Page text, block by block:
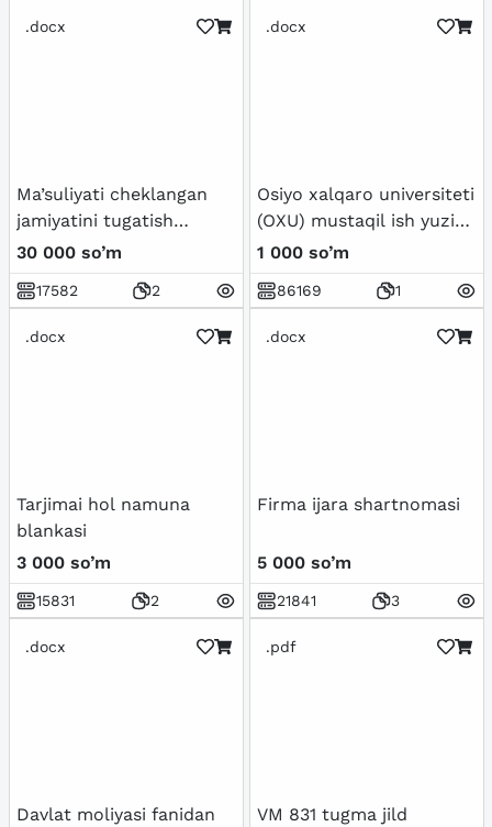
.docx
Ma’suliyati cheklangan
jamiyatini tugatish
to‘g‘risidagi navbatdan
tashqari ta’sis yig‘ilishi
bayonnomasi
30 000 so’m
17582 2
.docx
Osiyo xalqaro universiteti
(OXU) mustaqil ish yuzi
uchun shablon
1 000 so’m
86169 1
.docx
Tarjimai hol namuna
blankasi
3 000 so’m
15831 2
.docx
Firma ijara shartnomasi
5 000 so’m
21841 3
.docx
Davlat moliyasi fanidan
.pdf
VM 831 tugma jild